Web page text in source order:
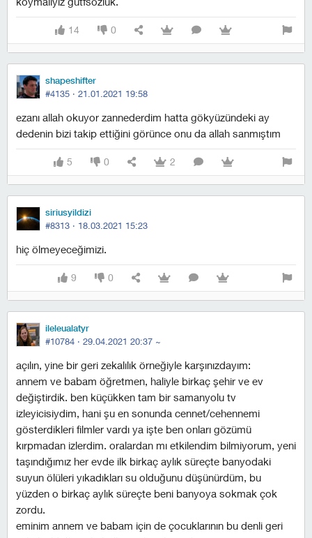
14 0
shapeshifter
#4135 · 21.01.2021 19:58
ezanı allah okuyor zannederdim hatta gökyüzündeki ay
dedenin bizi takip ettiğini görünce onu da allah sanmıştım
5 0 2
siriusyildizi
#8313 · 18.03.2021 15:23
hiç ölmeyeceğimizi.
9 0
ileleualatyr
#10784 · 29.04.2021 20:37 ~
açılın, yine bir geri zekalılık örneğiyle karşınızdayım:
annem ve babam öğretmen, haliyle birkaç şehir ve ev
değiştirdik. ben küçükken tam bir samanyolu tv
izleyicisiydim, hani şu en sonunda cennet/cehennemi
gösterdikleri filmler vardı ya işte ben onları gözümü
kırpmadan izlerdim. oralardan mı etkilendim bilmiyorum, yeni
taşındığımız her evde ilk birkaç aylık süreçte banyodaki
suyun ölüleri yıkadıkları su olduğunu düşünürdüm, bu
yüzden o birkaç aylık süreçte beni banyoya sokmak çok
zordu.
eminim annem ve babam için de çocuklarının bu denli geri